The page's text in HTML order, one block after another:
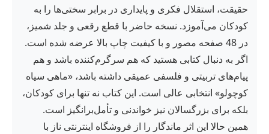
حقیقت، استقلال فکری و پایداری در برابر سختی‌ها را به
کودکان می‌آموزد. نسخه حاضر با قطع رقعی و جلد شمیز،
در 48 صفحه مصور و با کیفیت چاپ بالا عرضه شده است.
اگر به دنبال کتابی هستید که هم سرگرم‌کننده باشد و هم
پیام‌های تربیتی و فلسفی عمیقی داشته باشد، «ماهی سیاه
کوچولو» انتخابی عالی است. این کتاب نه تنها برای کودکان،
بلکه برای بزرگسالان نیز خواندنی و تأمل‌برانگیز است.
همین حالا این اثر ماندگار را از فروشگاه اینترنتی ناز با